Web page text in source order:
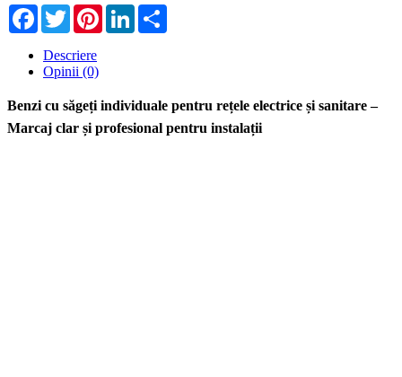
Facebook
TwitterPinterestLinkedIn
Descriere
Opinii (0)
Benzi cu săgeți individuale pentru rețele electrice și sanitare –
Marcaj clar și profesional pentru instalații